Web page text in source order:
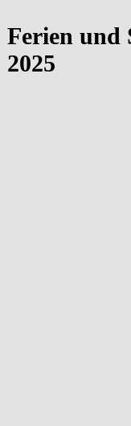
Ferien und
2025